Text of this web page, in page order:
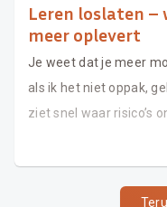
Leren loslaten –
meer oplevert
Je weet dat je meer
als ik het niet oppak,
ziet snel waar risico’s